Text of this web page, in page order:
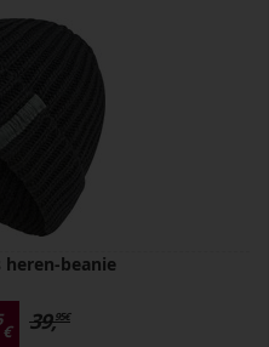
heren-beanie
€ 39,95€